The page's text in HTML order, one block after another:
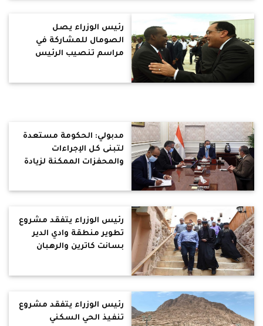
رئيس الوزراء يصل
الصومال للمشاركة في
مراسم تنصيب الرئيس
مدبولي: الحكومة مستعدة
لتبنى كل الإجراءات
والمحفزات الممكنة لزيادة
رئيس الوزراء يتفقد مشروع
تطوير منطقة وادي الدير
بسانت كاترين والرهبان
رئيس الوزراء يتفقد مشروع
تنفيذ الحي السكني